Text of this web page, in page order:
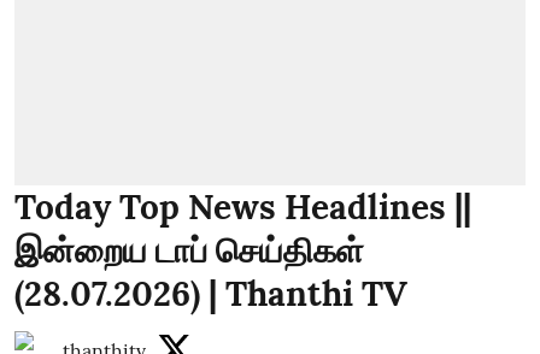
Today Top News Headlines ||
இன்றைய டாப் செய்திகள்
(28.07.2026) | Thanthi TV